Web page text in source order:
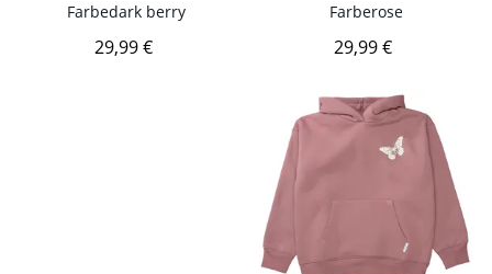
Farbedark berry
29,99 €
Farberose
29,99 €